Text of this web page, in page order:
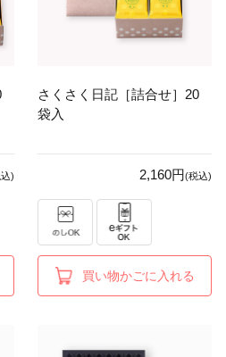
)
さくさく日記［詰合せ］20
袋入
2,160円(税込)
買い物かごに入れる